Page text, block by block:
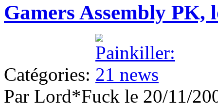
Gamers Assembly PK,
Catégories:
Par Lord*Fuck le 20/11/